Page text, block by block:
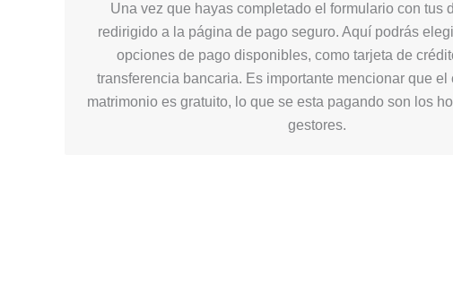
Una vez que hayas completado el formulario con tus
redirigido a la página de pago seguro. Aquí podrás
opciones de pago disponibles, como tarjeta de
transferencia bancaria. Es importante mencionar que el
matrimonio es gratuito, lo que se esta pagando son los
gestores.